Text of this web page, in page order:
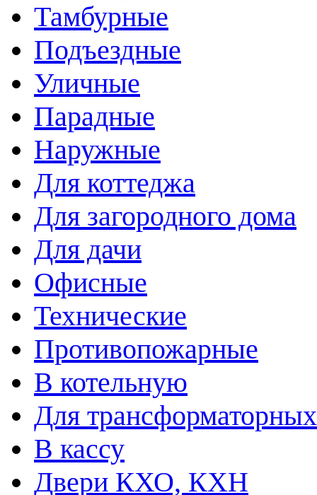
Тамбурные
Подъездные
Уличные
Парадные
Наружные
Для коттеджа
Для загородного дома
Для дачи
Офисные
Технические
Противопожарные
В котельную
Для трансформаторных
В кассу
Двери КХО, КХН